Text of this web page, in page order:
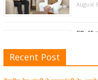
August
SIR: 65
Recent Post